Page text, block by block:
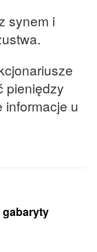
synem i
pieniędzy
informacje u
gabaryty